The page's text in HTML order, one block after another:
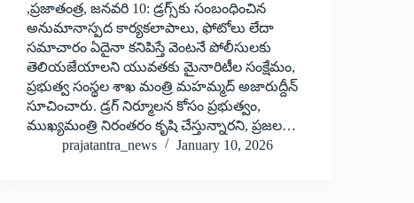
,ప్ర‌జాతంత్ర‌, జ‌న‌వ‌రి 10: డ్రగ్స్‌కు సంబంధించిన
అనుమానాస్పద కార్యకలాపాలు, ఫోటోలు లేదా
సమాచారం ఏదైనా కనిపిస్తే వెంటనే పోలీసులకు
తెలియజేయాలని యువ‌త‌కు మైనారిటీల సంక్షేమం,
ప్రభుత్వ సంస్థల శాఖ మంత్రి మ‌హ‌మ్మ‌ద్ అజారుద్దీన్
సూచించారు. డ్రగ్ నిర్మూలన కోసం ప్రభుత్వం,
ముఖ్యమంత్రి నిరంతరం కృషి చేస్తున్నారని, ప్రజల…
prajatantra_news
January 10, 2026